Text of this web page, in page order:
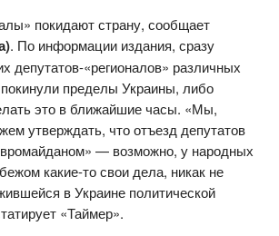
покидают страну, сообщает
. По информации издания, сразу
депутатов-«регионалов» различных
пределы Украины, либо
это в ближайшие часы. «Мы,
утверждать, что отъезд депутатов
— возможно, у народных
какие-то свои дела, никак не
в Украине политической
«Таймер».